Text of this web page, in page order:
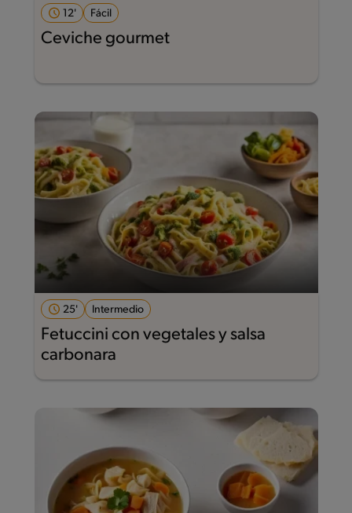
12' Fácil
Ceviche gourmet
25' Intermedio
Fetuccini con vegetales y salsa
carbonara